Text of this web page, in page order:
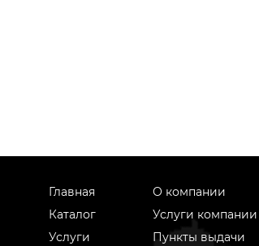
Главная
Каталог
Услуги
О компании
Услуги компании
Пункты выдачи